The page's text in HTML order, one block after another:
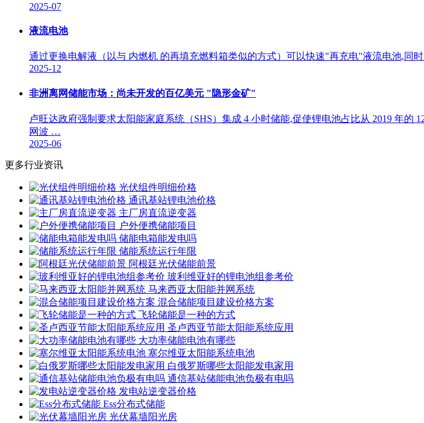
2025-07
液流电池
通过更换电解液（以与 内燃机 的再填充燃料箱类似的方式）可以快速"再充电"液流电池,同时
2025-12
非洲离网储能市场：尚未开发的百亿美元 "隐形金矿"
卢旺达政府强制要求太阳能家庭系统（SHS）集成 4 小时储能,促使锂电池占比从 2019 年的
网波 …
2025-06
更多行业资讯
光伏组件明细价格
通讯基站锂电池价格
主厂房直流逆变器
户外便携储能项目
储能电箱能发电吗
储能系统运行年限
阿根廷光伏储能前景
玻利维亚好的锂电池组参考价
马来西亚太阳能并网系统
混合储能项目建设价格方案
飞轮储能是一种的方式
圣卢西亚节能太阳能系统应用
大功率储能电池有哪些
塞尔维亚太阳能系统电池
白俄罗斯哪些太阳能发电家用
通信基站储能电池负极有电吗
发电站逆变器价格
Ess分布式储能
光伏幕墙阳光房